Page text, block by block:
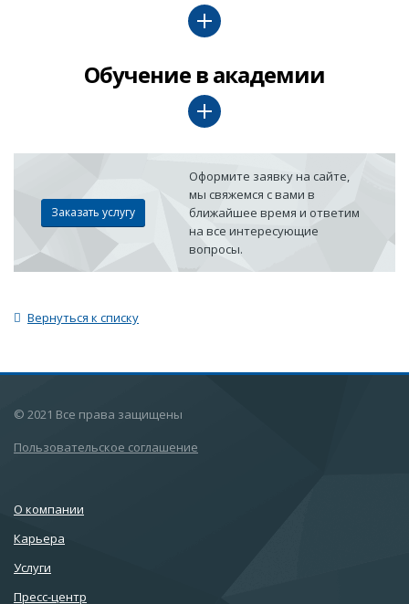
Обучение в академии
Заказать услугу
Оформите заявку на сайте,
мы свяжемся с вами в
ближайшее время и ответим
на все интересующие
вопросы.
Вернуться к списку
© 2021 Все права защищены
Пользовательское соглашение
О компании
Карьера
Услуги
Пресс-центр